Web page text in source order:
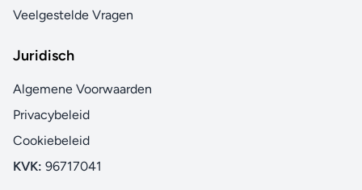
Veelgestelde Vragen
Juridisch
Algemene Voorwaarden
Privacybeleid
Cookiebeleid
KVK: 96717041